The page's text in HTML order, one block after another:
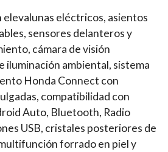
eléctricos, asientos
sensores delanteros y
cámara de visión
iluminación ambiental, sistema
Honda Connect con
compatibilidad con
Auto, Bluetooth, Radio
USB, cristales posteriores de
forrado en piel y